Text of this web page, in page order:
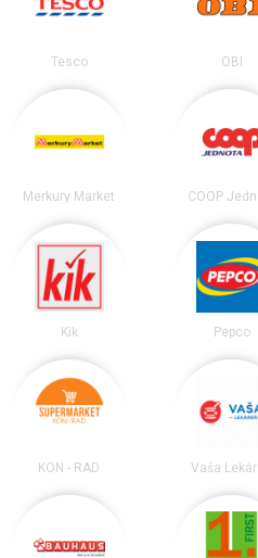
Tesco OBI
Merkury Market COOP
Kik Pepco
KON - RAD Vaša